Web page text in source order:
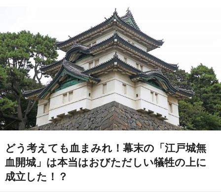
どう考えても血まみれ！幕末の「江戸城無
血開城」は本当はおびただしい犠牲の上に
成立した！？